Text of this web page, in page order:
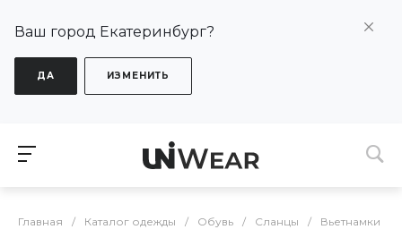
Ваш город Екатеринбург?
ДА ИЗМЕНИТЬ
Главная / Каталог одежды / Обувь / Сланцы / Вьетнамки